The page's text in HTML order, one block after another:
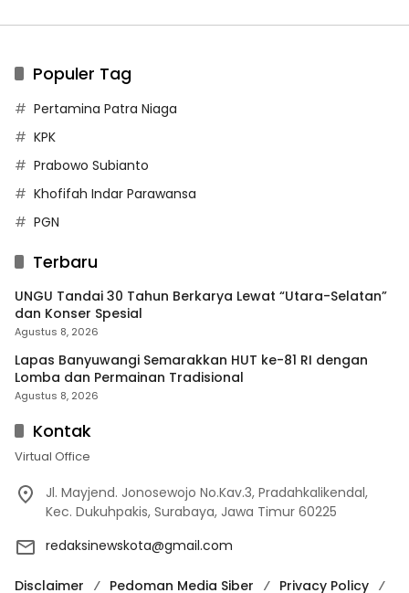
Populer Tag
Pertamina Patra Niaga
KPK
Prabowo Subianto
Khofifah Indar Parawansa
PGN
Terbaru
UNGU Tandai 30 Tahun Berkarya Lewat “Utara-Selatan”
dan Konser Spesial
Agustus 8, 2026
Lapas Banyuwangi Semarakkan HUT ke-81 RI dengan
Lomba dan Permainan Tradisional
Agustus 8, 2026
Kontak
Virtual Office
Jl. Mayjend. Jonosewojo No.Kav.3, Pradahkalikendal,
Kec. Dukuhpakis, Surabaya, Jawa Timur 60225
redaksinewskota@gmail.com
Disclaimer Pedoman Media Siber Privacy Policy